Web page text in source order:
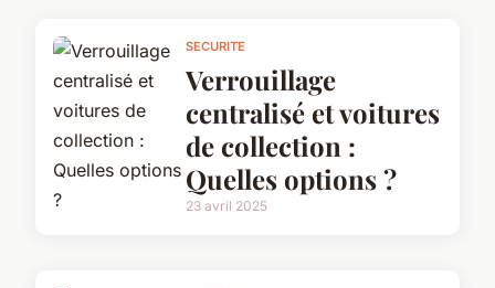
SECURITE
Verrouillage
centralisé et voitures
de collection :
Quelles options ?
23 avril 2025